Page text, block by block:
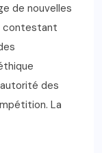
de nouvelles
contestant
des
La